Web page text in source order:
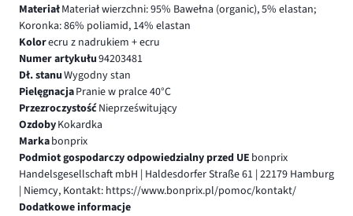
MateriałMateriał wierzchni: 95% Bawełna (organic), 5% elastan;
Koronka: 86% poliamid, 14% elastan
Kolorecru z nadrukiem + ecru
Numer artykułu94203481
Dł. stanuWygodny stan
PielęgnacjaPranie w pralce 40°C
PrzezroczystośćNieprześwitujący
OzdobyKokardka
Markabonprix
Podmiot gospodarczy odpowiedzialny przed UE bonprix
Handelsgesellschaft mbH | Haldesdorfer Straße 61 | 22179 Hamburg
| Niemcy, Kontakt: https://www.bonprix.pl/pomoc/kontakt/
Dodatkowe informacje